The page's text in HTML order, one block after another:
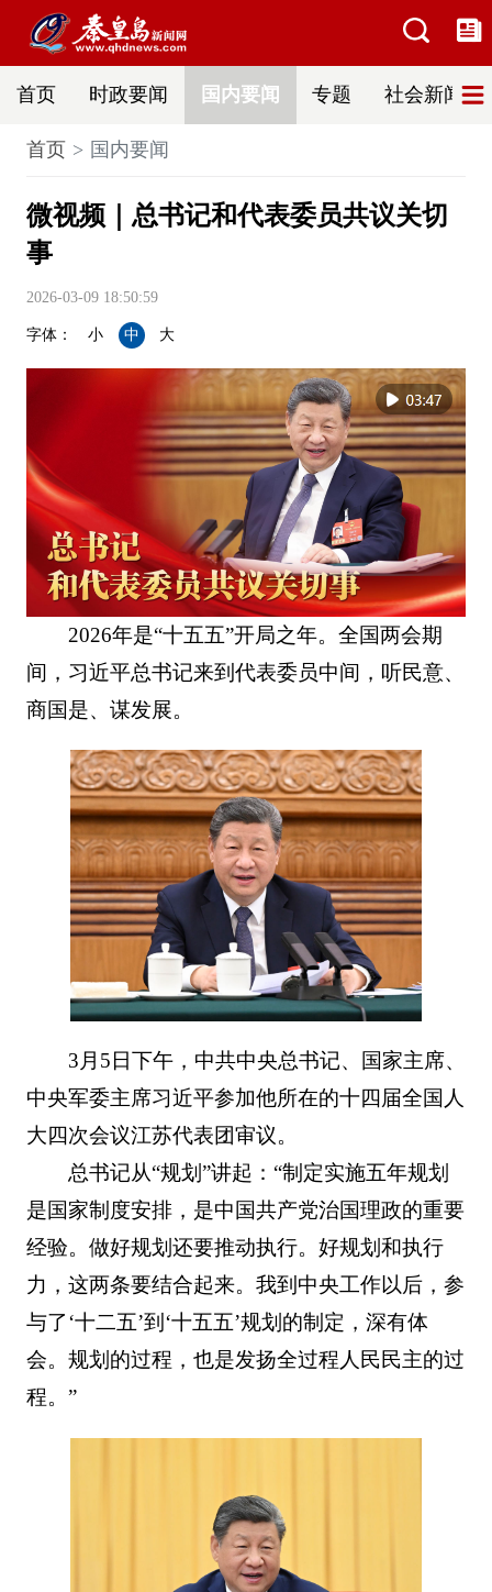
首页 时政要闻 国内要闻 专题 社会新闻
首页 国内要闻
微视频｜总书记和代表委员共议关切
事
2026-03-09 18:50:59
字体： 小 中 大
2026年是“十五五”开局之年。全国两会期
间，习近平总书记来到代表委员中间，听民意、
商国是、谋发展。
3月5日下午，中共中央总书记、国家主席、
中央军委主席习近平参加他所在的十四届全国人
大四次会议江苏代表团审议。
总书记从“规划”讲起：“制定实施五年规划
是国家制度安排，是中国共产党治国理政的重要
经验。做好规划还要推动执行。好规划和执行
力，这两条要结合起来。我到中央工作以后，参
与了‘十二五’到‘十五五’规划的制定，深有体
会。规划的过程，也是发扬全过程人民民主的过
程。”